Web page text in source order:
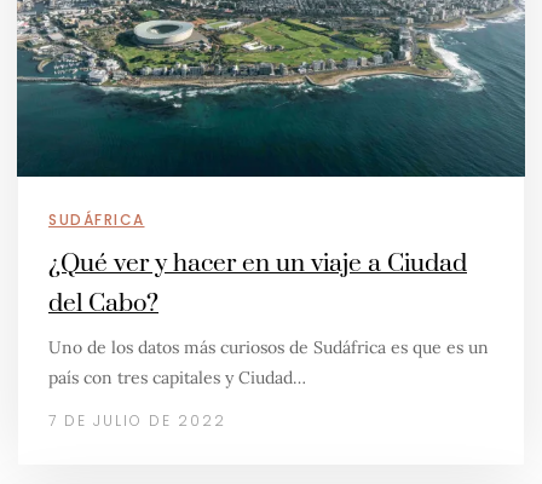
SUDÁFRICA
¿Qué ver y hacer en un viaje a Ciudad
del Cabo?
Uno de los datos más curiosos de Sudáfrica es que es un
país con tres capitales y Ciudad…
7 DE JULIO DE 2022